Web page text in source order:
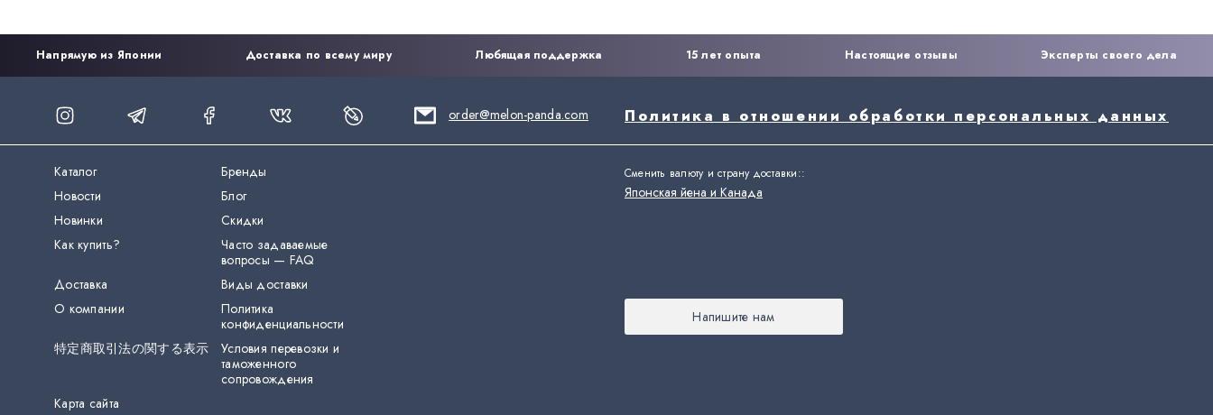
Напрямую из Японии Доставка по всему миру Любящая поддержка 15 лет опыта Настоящие отзывы Эксперты своего дела
order@melon-panda.com Политика в отношении обработки персональных данных
Каталог
Бренды
Новости
Блог
Новинки
Скидки
Как купить?
Часто задаваемые
вопросы — FAQ
Доставка
Виды доставки
О компании
Политика
конфиденциальности
特定商取引法の関する表示
Условия перевозки и
таможенного
сопровождения
Карта сайта
Сменить валюту и страну доставки::
Японская йена и Канада
Напишите нам